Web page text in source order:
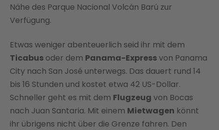
Nähe des Parque Nacional Volcán Barú zur
Verfügung.
Etwas weniger abenteuerlich seid ihr mit dem
Ticabus oder dem Panama-Expressvon Panama
City nach San José unterwegs. Das dauert rund 14
bis 16 Stunden und kostet etwa 42 US-Dollar.
Schneller geht es mit dem Flugzeug von Bocas
nach Juan Santaria. Mit einem Mietwagen könnt
ihr übrigens nicht über die Grenze fahren. Den